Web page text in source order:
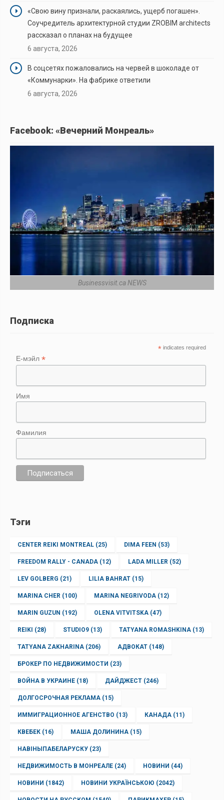
«Свою вину признали, раскаялись, ущерб погашен».
Соучредитель архитектурной студии ZROBIM architects
рассказал о планах на будущее
6 августа, 2026
В соцсетях пожаловались на червей в шоколаде от
«Коммунарки». На фабрике ответили
6 августа, 2026
Facebook: «Вечерний Монреаль»
Businessvisit.ca NEWS
Подписка
* indicates required
Е-мэйл*
Имя
Фамилия
Тэги
CENTER REIKI MONTREAL (25) DIMA FEEN (53)
FREEDOM RALLY - CANADA (12) LADA MILLER (52)
LEV GOLBERG (21) LILIA BAHRAT (15)
MARINA CHER (100) MARINA NEGRIVODA (12)
MARIN GUZUN (192) OLENA VITVITSKA (47)
REIKI (28) STUDIO9 (13) TATYANA ROMASHKINA (13)
TATYANA ZAKHARINA (206) АДВОКАТ (148)
БРОКЕР ПО НЕДВИЖИМОСТИ (23)
ВОЙНА В УКРАИНЕ (18) ДАЙДЖЕСТ (246)
ДОЛГОСРОЧНАЯ РЕКЛАМА (15)
ИММИГРАЦИОННОЕ АГЕНСТВО (13) КАНАДА (11)
КВЕБЕК (16) МАША ДОЛИНИНА (15)
НАВІНЫПАБЕЛАРУСКУ (23)
НЕДВИЖИМОСТЬ В МОНРЕАЛЕ (24) НОВИНИ (44)
НОВИНИ (1842) НОВИНИ УКРАЇНСЬКОЮ (2042)